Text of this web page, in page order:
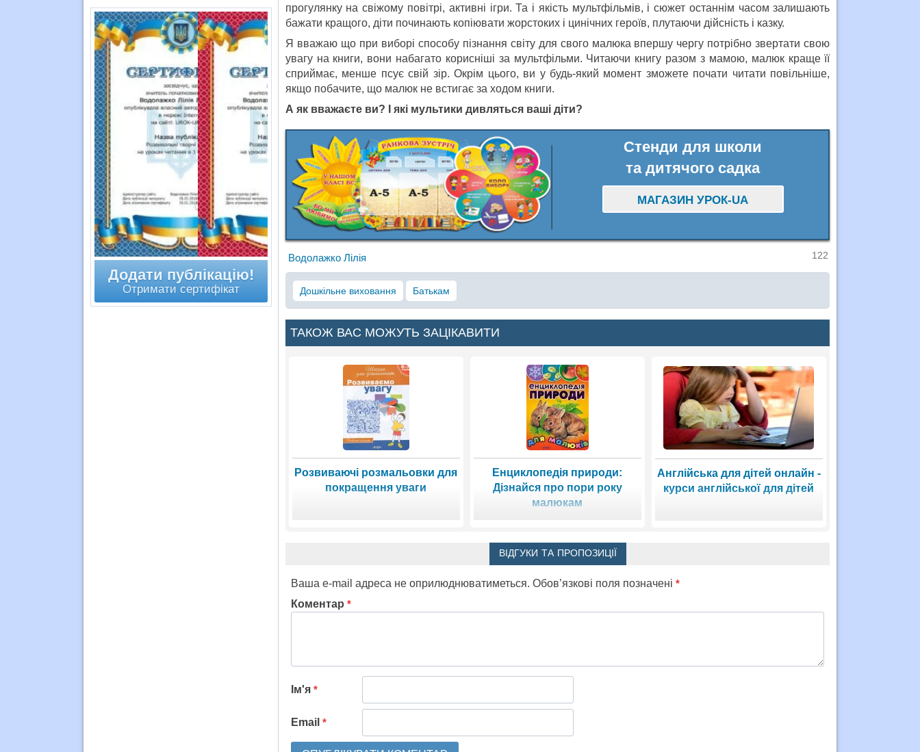
прогулянку на свіжому повітрі, активні ігри. Та і якість мультфільмів, і сюжет останнім часом залишають
бажати кращого, діти починають копіювати жорстоких і цинічних героїв, плутаючи дійсність і казку.
Я вважаю що при виборі способу пізнання світу для свого малюка впершу чергу потрібно звертати свою
увагу на книги, вони набагато корисніші за мультфільми. Читаючи книгу разом з мамою, малюк краще її
сприймає, менше псує свій зір. Окрім цього, ви у будь-який момент зможете почати читати повільніше,
якщо побачите, що малюк не встигає за ходом книги.
А як вважаєте ви? І які мультики дивляться ваші діти?
Стенди для школи
та дитячого садка
МАГАЗИН УРОК-UA
Водолажко Лілія 122
Дошкільне виховання Батькам
ТАКОЖ ВАС МОЖУТЬ ЗАЦІКАВИТИ
Розвиваючі розмальовки для
покращення уваги
Енциклопедія природи:
Дізнайся про пори року
малюкам
Англійська для дітей онлайн -
курси англійської для дітей
ВІДГУКИ ТА ПРОПОЗИЦІЇ
Ваша e-mail адреса не оприлюднюватиметься. Обов’язкові поля позначені *
Коментар *
Ім'я *
Email *
Додати публікацію!
Отримати сертифікат